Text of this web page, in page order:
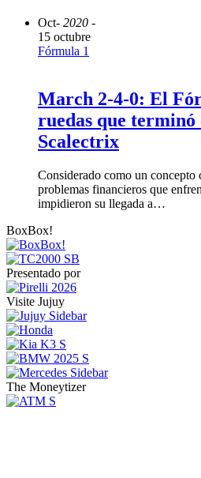
Oct- 2020 -
15 octubre
Fórmula 1
March 2-4-0: El
ruedas que terminó
Scalectrix
Considerado como un
problemas financieros que
impidieron su llegada a…
BoxBox!
Presentado por
Visite Jujuy
The Moneytizer